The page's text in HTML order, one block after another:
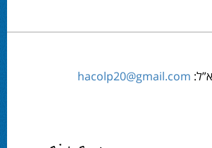
hacolp20@gmail.com